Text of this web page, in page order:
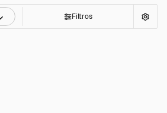
Filtros